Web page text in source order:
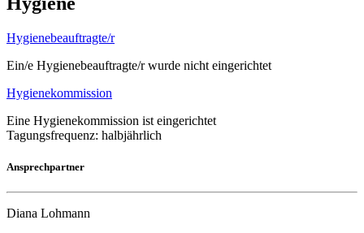
Hygienebeauftragte/r
Ein/e Hygienebeauftragte/r wurde nicht eingerichtet
Hygienekommission
Eine Hygienekommission ist eingerichtet
Tagungsfrequenz: halbjährlich
Ansprechpartner
Diana Lohmann